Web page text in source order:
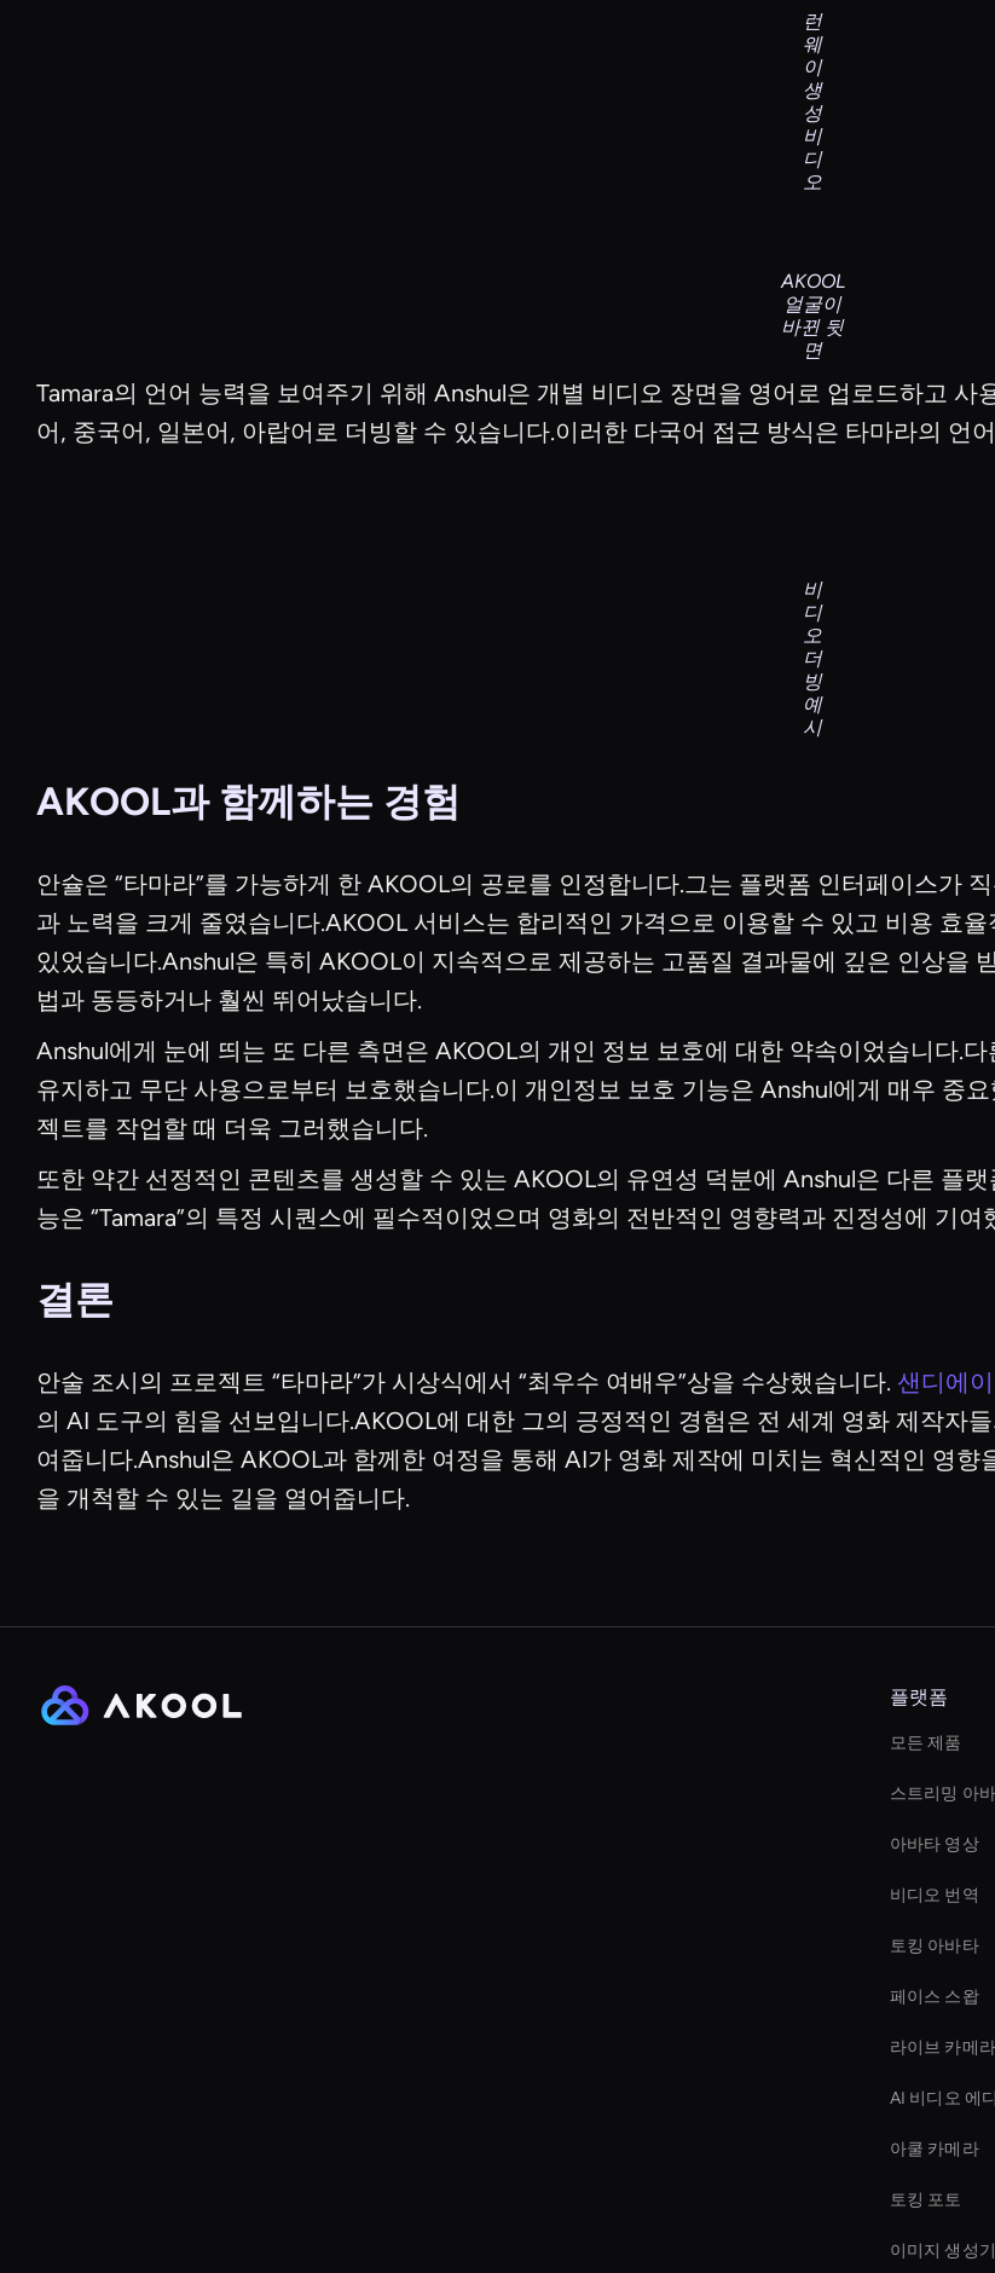
런
웨
이
생
성
비
디
오
AKOOL
얼굴이
바뀐 뒷
면
Tamara의 언어 능력을 보여주기 위해 Anshul은 개별 비디오 장면을 영어로 업로드하고 사
어, 중국어, 일본어, 아랍어로 더빙할 수 있습니다.이러한 다국어 접근 방식은 타마라의 언
비
디
오
더
빙
예
시
AKOOL과 함께하는 경험
안슐은 “타마라”를 가능하게 한 AKOOL의 공로를 인정합니다.그는 플랫폼 인터페이스가
과 노력을 크게 줄였습니다.AKOOL 서비스는 합리적인 가격으로 이용할 수 있고 비용 효
있었습니다.Anshul은 특히 AKOOL이 지속적으로 제공하는 고품질 결과물에 깊은 인상을
법과 동등하거나 훨씬 뛰어났습니다.
Anshul에게 눈에 띄는 또 다른 측면은 AKOOL의 개인 정보 보호에 대한 약속이었습니다.
유지하고 무단 사용으로부터 보호했습니다.이 개인정보 보호 기능은 Anshul에게 매우 중
젝트를 작업할 때 더욱 그러했습니다.
또한 약간 선정적인 콘텐츠를 생성할 수 있는 AKOOL의 유연성 덕분에 Anshul은 다른 플
능은 “Tamara”의 특정 시퀀스에 필수적이었으며 영화의 전반적인 영향력과 진정성에 기여
결론
안술 조시의 프로젝트 “타마라”가 시상식에서 “최우수 여배우”상을 수상했습니다. 샌디에
의 AI 도구의 힘을 선보입니다.AKOOL에 대한 그의 긍정적인 경험은 전 세계 영화 제작자
여줍니다.Anshul은 AKOOL과 함께한 여정을 통해 AI가 영화 제작에 미치는 혁신적인 영
을 개척할 수 있는 길을 열어줍니다.
플랫폼
모든 제품
스트리밍 아
아바타 영상
비디오 번역
토킹 아바타
페이스 스왑
라이브 카메라
AI 비디오 에
아쿨 카메라
토킹 포토
이미지 생성기